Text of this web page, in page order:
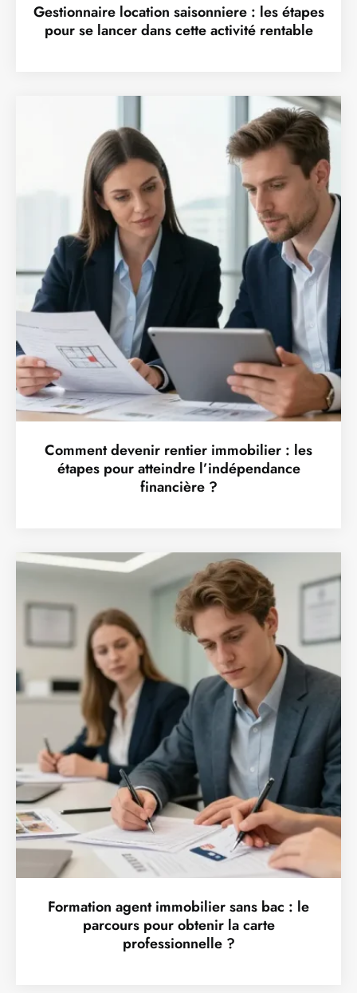
Gestionnaire location saisonniere : les étapes
pour se lancer dans cette activité rentable
Comment devenir rentier immobilier : les
étapes pour atteindre l’indépendance
financière ?
Formation agent immobilier sans bac : le
parcours pour obtenir la carte
professionnelle ?